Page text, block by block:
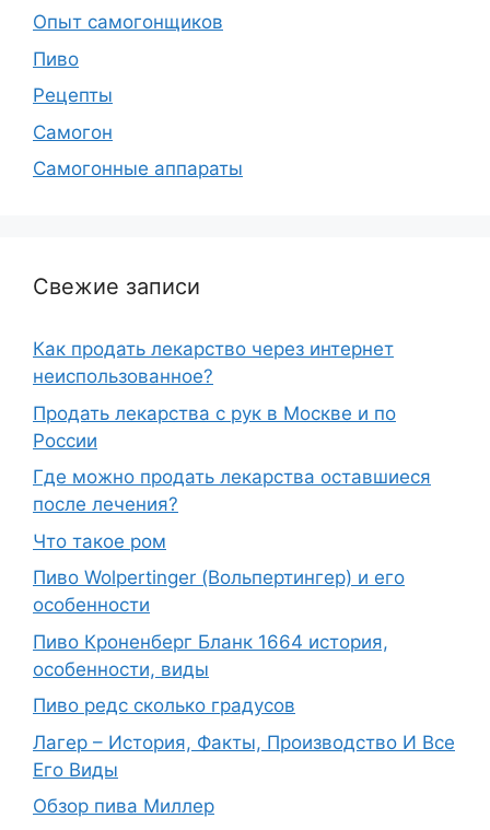
Опыт самогонщиков
Пиво
Рецепты
Самогон
Самогонные аппараты
Свежие записи
Как продать лекарство через интернет
неиспользованное?
Продать лекарства с рук в Москве и по
России
Где можно продать лекарства оставшиеся
после лечения?
Что такое ром
Пиво Wolpertinger (Вольпертингер) и его
особенности
Пиво Кроненберг Бланк 1664 история,
особенности, виды
Пиво редс сколько градусов
Лагер – История, Факты, Производство И Все
Его Виды
Обзор пива Миллер